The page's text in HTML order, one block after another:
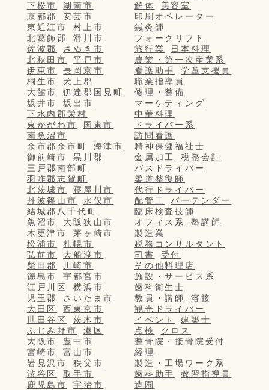
下松市
湖南市
京都郡
安芸市
東近江市
村上市
北葛飾郡
滑川市
佐波郡
さぬき市
北秋田市
平戸市
伊東市
長岡京市
桐生市
犬上郡
大館市
伊達郡国見町
坂井市
坂出市
下水内郡栄村
東かがわ市
国東市
南魚沼市
余市郡余市町
海津市
御前崎市
黒川郡
三戸郡南部町
羽咋郡志賀町
北茨城市
寝屋川市
丹波篠山市
水俣市
結城郡八千代町
魚沼市
大阪狭山市
木更津市
茅ヶ崎市
松浦市
札幌市
弘前市
大船渡市
柴田郡
川崎市
徳島市
宇都宮市
江戸川区
横浜市
児玉郡
さいたま市
大田区
西東京市
世田谷区
茨木市
ふじみ野市
港区
大阪市
豊中市
宮崎市
富山市
岩見沢市
秩父市
渋谷区
取手市
鹿児島市
宇治市
解体
美容室
印刷オペレーター
鍼灸師
フォークリフト
旅行業
日本料理
農業・第一次産業系
看護助手
学童支援員
職業指導員
修理・整備
マーケティング
中華料理
ドライバー系
訪問看護
精神保健福祉士
金属加工
税務会計
バスドライバー
柔道整復師
代行ドライバー
配管工
バーテンダー
臨床検査技師
オフィス系
塾講師
製造業
税務コンサルタント
司書
受付
その他料理店
施設・サービス系
歯科衛生士
教員・講師
溶接
観光ドライバー
イベント
建築士
点検
クロス
整骨院・接骨院受付
経理
製造・工場ワーク系
歯科助手
教習指導員
造園